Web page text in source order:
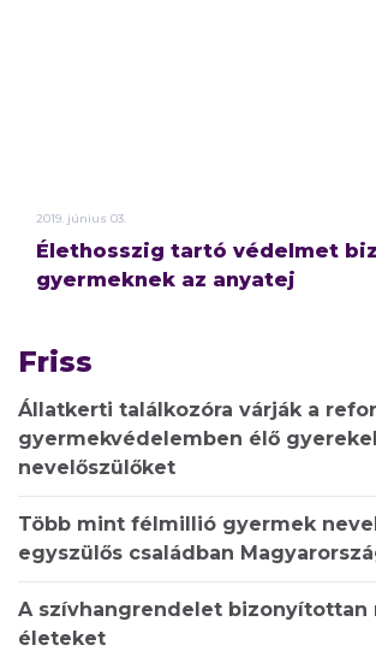
2019. június 03.
Élethosszig tartó védelmet
gyermeknek az anyatej
Friss
Állatkerti találkozóra várják a
gyermekvédelemben élő
nevelőszülőket
Több mint félmillió gyermek
egyszülős családban
A szívhangrendelet bizonyítottan
életeket